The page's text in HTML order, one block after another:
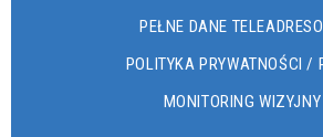
PEŁNE DANE
POLITYKA PRYWATNOŚCI /
MONITORING